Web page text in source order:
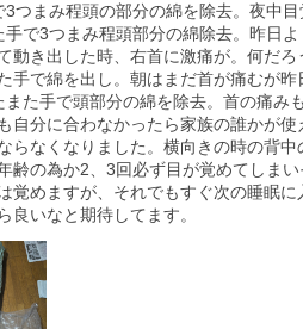
3つまみ程頭の部分の綿を除去。夜中
手で3つまみ程頭部分の綿除去。昨日
動き出した時、右首に激痛が。何だ
手で綿を出し。朝はまだ首が痛むが昨
また手で頭部分の綿を除去。首の痛み
自分に合わなかったら家族の誰かが
らなくなりました。横向きの時の背
齢の為か2、3回必ず目が覚めてしま
覚めますが、それでもすぐ次の睡眠
良いなと期待してます。